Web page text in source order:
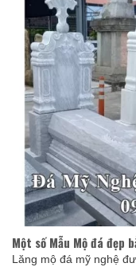
Một số Mẫu Mộ đá đẹp
Lăng mộ đá mỹ nghệ